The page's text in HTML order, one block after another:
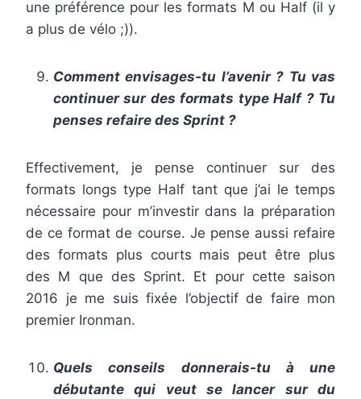
une préférence pour les formats M ou Half (il y
a plus de vélo ;)).
Comment envisages-tu l’avenir ? Tu vas
continuer sur des formats type Half ? Tu
penses refaire des Sprint ?
Effectivement, je pense continuer sur des
formats longs type Half tant que j’ai le temps
nécessaire pour m’investir dans la préparation
de ce format de course. Je pense aussi refaire
des formats plus courts mais peut être plus
des M que des Sprint. Et pour cette saison
2016 je me suis fixée l’objectif de faire mon
premier Ironman.
Quels conseils donnerais-tu à une
débutante qui veut se lancer sur du